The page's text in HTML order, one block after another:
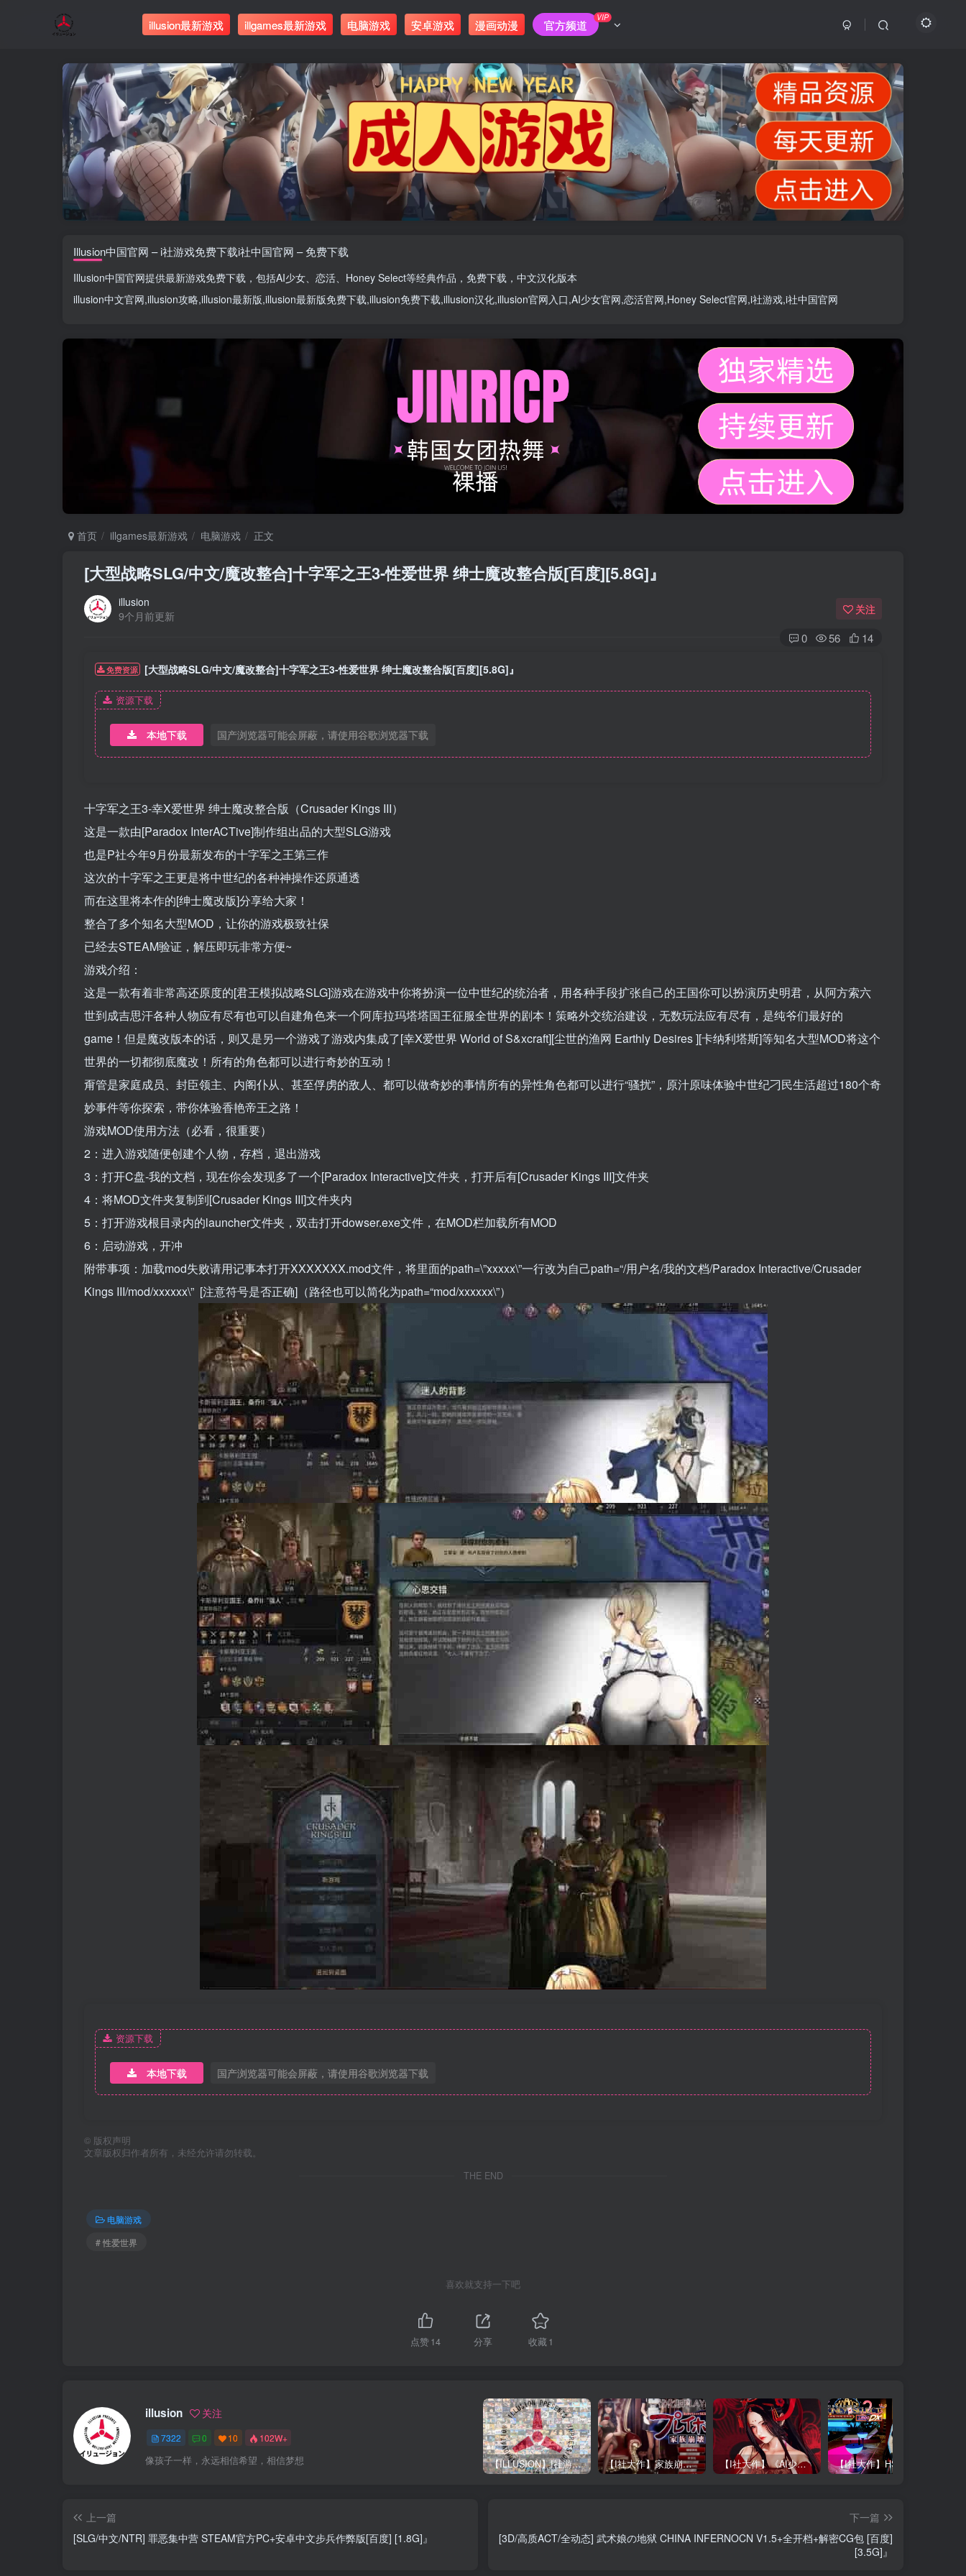
illusion最新游戏 illgames最新游戏 电脑游戏 安卓游戏 漫画动漫 官方频道
VIP
Illusion中国官网 – i社游戏免费下载i社中国官网 – 免费下载
Illusion中国官网提供最新游戏免费下载，包括AI少女、 恋活、 Honey Select等经典作品，免费下载，中文汉化版本
illusion中文官网,illusion攻略,illusion最新版,illusion最新版免费下载,illusion免费下载,illusion汉化,illusion官网入口,AI少女官网,恋活官网,Honey Select官网,i社游戏,i社中国官网
首页 illgames最新游戏 电脑游戏 正文
[大型战略SLG/中文/魔改整合]十字军之王3-性爱世界 绅士魔改整合版[百度][5.8G]』
illusion
9个月前更新
关注
0 56 14
免费资源 [大型战略SLG/中文/魔改整合]十字军之王3-性爱世界 绅士魔改整合版[百度][5.8G]』
资源下载
本地下载 国产浏览器可能会屏蔽，请使用谷歌浏览器下载
十字军之王3-幸X爱世界 绅士魔改整合版（Crusader Kings III）
这是一款由[Paradox InterACTive]制作组出品的大型SLG游戏
也是P社今年9月份最新发布的十字军之王第三作
这次的十字军之王更是将中世纪的各种神操作还原通透
而在这里将本作的[绅士魔改版]分享给大家！
整合了多个知名大型MOD，让你的游戏极致社保
已经去STEAM验证，解压即玩非常方便~
游戏介绍：
这是一款有着非常高还原度的[君王模拟战略SLG]游戏在游戏中你将扮演一位中世纪的统治者，用各种手段扩张自己的王国你可以扮演历史明君，从阿方索六
世到成吉思汗各种人物应有尽有也可以自建角色来一个阿库拉玛塔塔国王征服全世界的剧本！策略外交统治建设，无数玩法应有尽有，是纯爷们最好的
game！但是魔改版本的话，则又是另一个游戏了游戏内集成了[幸X爱世界 World of S&xcraft][尘世的渔网 Earthly Desires ][卡纳利塔斯]等知名大型MOD将这个
世界的一切都彻底魔改！所有的角色都可以进行奇妙的互动！
甭管是家庭成员、封臣领主、内阁仆从、甚至俘虏的敌人、都可以做奇妙的事情所有的异性角色都可以进行“骚扰”，原汁原味体验中世纪刁民生活超过180个奇
妙事件等你探索，带你体验香艳帝王之路！
游戏MOD使用方法（必看，很重要）
2：进入游戏随便创建个人物，存档，退出游戏
3：打开C盘-我的文档，现在你会发现多了一个[Paradox Interactive]文件夹，打开后有[Crusader Kings III]文件夹
4：将MOD文件夹复制到[Crusader Kings III]文件夹内
5：打开游戏根目录内的launcher文件夹，双击打开dowser.exe文件，在MOD栏加载所有MOD
6：启动游戏，开冲
附带事项：加载mod失败请用记事本打开XXXXXXX.mod文件，将里面的path=\”xxxxx\”一行改为自己path=“/用户名/我的文档/Paradox Interactive/Crusader
Kings III/mod/xxxxxx\” [注意符号是否正确]（路径也可以简化为path=“mod/xxxxxx\”）
资源下载
本地下载 国产浏览器可能会屏蔽，请使用谷歌浏览器下载
© 版权声明
文章版权归作者所有，未经允许请勿转载。
THE END
电脑游戏
# 性爱世界
喜欢就支持一下吧
点赞14 分享 收藏1
illusion 关注
7322 0 10 102W+
像孩子一样，永远相信希望，相信梦想 【ILLUSION】I社游戏合集截至2025 无修正汉化硬盘纯净版手慢无[微云/OD] 【I社大作】家族崩坏Playhome 终极12.0收藏版新整合【85G/补档福利】【年费会员专享，手慢无】 【I社大作】《AI少女》免安装热门MOD璇玑公主v1.2.1整合全部DLC【107G/520补档福利】【年费会员专享，手慢无】[百度/微云]
上一篇
[SLG/中文/NTR] 罪恶集中营 STEAM官方PC+安卓中文步兵作弊版[百度] [1.8G]』
下一篇
[3D/高质ACT/全动态] 武术娘の地狱 CHINA INFERNOCN V1.5+全开档+解密CG包 [百度]
[3.5G]』